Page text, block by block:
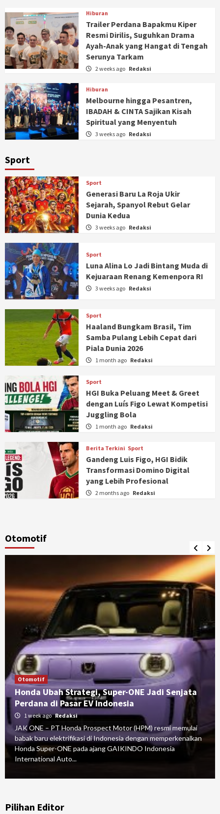
Hiburan
Trailer Perdana Bapakmu Kiper
Resmi Dirilis, Suguhkan Drama
Ayah-Anak yang Hangat di Tengah
Serunya Tarkam
2 weeks ago Redaksi
Hiburan
Melbourne hingga Pesantren,
IBADAH & CINTA Sajikan Kisah
Spiritual yang Menyentuh
3 weeks ago Redaksi
Sport
Sport
Generasi Baru La Roja Ukir
Sejarah, Spanyol Rebut Gelar
Dunia Kedua
3 weeks ago Redaksi
Sport
Luna Alina Lo Jadi Bintang Muda di
Kejuaraan Renang Kemenpora RI
3 weeks ago Redaksi
Sport
Haaland Bungkam Brasil, Tim
Samba Pulang Lebih Cepat dari
Piala Dunia 2026
1 month ago Redaksi
Sport
HGI Buka Peluang Meet & Greet
dengan Luís Figo Lewat Kompetisi
Juggling Bola
1 month ago Redaksi
Berita Terkini Sport
Gandeng Luis Figo, HGI Bidik
Transformasi Domino Digital
yang Lebih Profesional
2 months ago Redaksi
Otomotif
Otomotif
Honda Ubah Strategi, Super-ONE Jadi Senjata
Perdana di Pasar EV Indonesia
1 week ago Redaksi
JAK ONE – PT Honda Prospect Motor (HPM) resmi memulai
babak baru elektrifikasi di Indonesia dengan memperkenalkan
Honda Super-ONE pada ajang GAIKINDO Indonesia
International Auto...
Pilihan Editor